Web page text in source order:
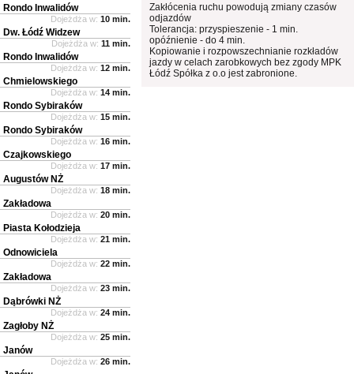
Zakłócenia ruchu powodują zmiany czasów
odjazdów
Tolerancja: przyspieszenie - 1 min.
opóźnienie - do 4 min.
Kopiowanie i rozpowszechnianie rozkładów
jazdy w celach zarobkowych bez zgody MPK
Łódź Spółka z o.o jest zabronione.
Rondo Inwalidów
Dojeżdża w: 10 min.
Dw. Łódź Widzew
Dojeżdża w: 11 min.
Rondo Inwalidów
Dojeżdża w: 12 min.
Chmielowskiego
Dojeżdża w: 14 min.
Rondo Sybiraków
Dojeżdża w: 15 min.
Rondo Sybiraków
Dojeżdża w: 16 min.
Czajkowskiego
Dojeżdża w: 17 min.
Augustów NŻ
Dojeżdża w: 18 min.
Zakładowa
Dojeżdża w: 20 min.
Piasta Kołodzieja
Dojeżdża w: 21 min.
Odnowiciela
Dojeżdża w: 22 min.
Zakładowa
Dojeżdża w: 23 min.
Dąbrówki NŻ
Dojeżdża w: 24 min.
Zagłoby NŻ
Dojeżdża w: 25 min.
Janów
Dojeżdża w: 26 min.